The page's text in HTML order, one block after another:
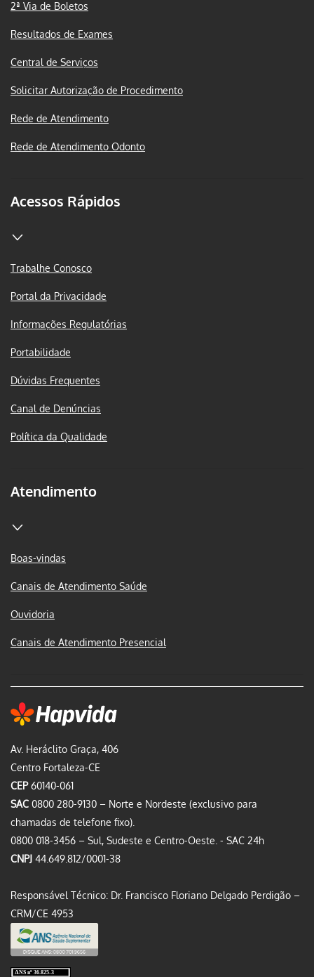
Av. Heráclito Graça, 406
Centro Fortaleza-CE
CEP60140-061
SAC 0800 280-9130 – Norte e Nordeste (exclusivo para
chamadas de telefone fixo).
0800 018-3456 – Sul, Sudeste e Centro-Oeste. - SAC 24h
CNPJ 44.649.812/0001-38
Responsável Técnico: Dr. Francisco Floriano Delgado Perdigão –
CRM/CE 4953
2ª Via de Boletos
Resultados de Exames
Central de Serviços
Solicitar Autorização de Procedimento
Rede de Atendimento
Rede de Atendimento Odonto
Acessos Rápidos
Trabalhe Conosco
Portal da Privacidade
Informações Regulatórias
Portabilidade
Dúvidas Frequentes
Canal de Denúncias
Política da Qualidade
Atendimento
Boas-vindas
Canais de Atendimento Saúde
Ouvidoria
Canais de Atendimento Presencial